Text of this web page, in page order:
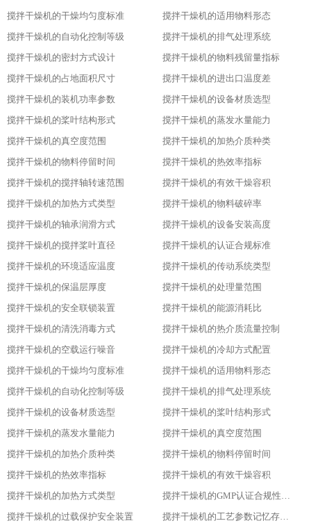
搅拌干燥机的干燥均匀度标准
搅拌干燥机的适用物料形态
搅拌干燥机的自动化控制等级
搅拌干燥机的排气处理系统
搅拌干燥机的密封方式设计
搅拌干燥机的物料残留量指标
搅拌干燥机的占地面积尺寸
搅拌干燥机的进出口温度差
搅拌干燥机的装机功率参数
搅拌干燥机的设备材质选型
搅拌干燥机的桨叶结构形式
搅拌干燥机的蒸发水量能力
搅拌干燥机的真空度范围
搅拌干燥机的加热介质种类
搅拌干燥机的物料停留时间
搅拌干燥机的热效率指标
搅拌干燥机的搅拌轴转速范围
搅拌干燥机的有效干燥容积
搅拌干燥机的加热方式类型
搅拌干燥机的物料破碎率
搅拌干燥机的轴承润滑方式
搅拌干燥机的设备安装高度
搅拌干燥机的搅拌桨叶直径
搅拌干燥机的认证合规标准
搅拌干燥机的环境适应温度
搅拌干燥机的传动系统类型
搅拌干燥机的保温层厚度
搅拌干燥机的处理量范围
搅拌干燥机的安全联锁装置
搅拌干燥机的能源消耗比
搅拌干燥机的清洗消毒方式
搅拌干燥机的热介质流量控制
搅拌干燥机的空载运行噪音
搅拌干燥机的冷却方式配置
搅拌干燥机的干燥均匀度标准
搅拌干燥机的适用物料形态
搅拌干燥机的自动化控制等级
搅拌干燥机的排气处理系统
搅拌干燥机的设备材质选型
搅拌干燥机的桨叶结构形式
搅拌干燥机的蒸发水量能力
搅拌干燥机的真空度范围
搅拌干燥机的加热介质种类
搅拌干燥机的物料停留时间
搅拌干燥机的热效率指标
搅拌干燥机的有效干燥容积
搅拌干燥机的加热方式类型
搅拌干燥机的GMP认证合规性设计
搅拌干燥机的过载保护安全装置
搅拌干燥机的工艺参数记忆存储功能